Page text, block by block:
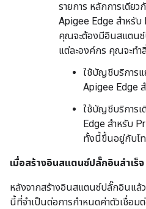
รายการ หลักการเดีย
Apigee Edge สำหรับ
คุณจะต้องมีอินสแตน
แต่ละองค์กร คุณจะทำ
ใช้บัญชีบริการ
Apigee Edge
ใช้บัญชีบริการเ
Edge สำหรับ
ทั้งนี้ขึ้นอยู่กับโท
เมื่อสร้างอินสแตนซ์ปลั๊กอินสำเร็จ
หลังจากสร้างอินสแตนซ์ปลั๊กอินแล้
นี้ที่จำเป็นต่อการกำหนดค่าตัวเชื่อม